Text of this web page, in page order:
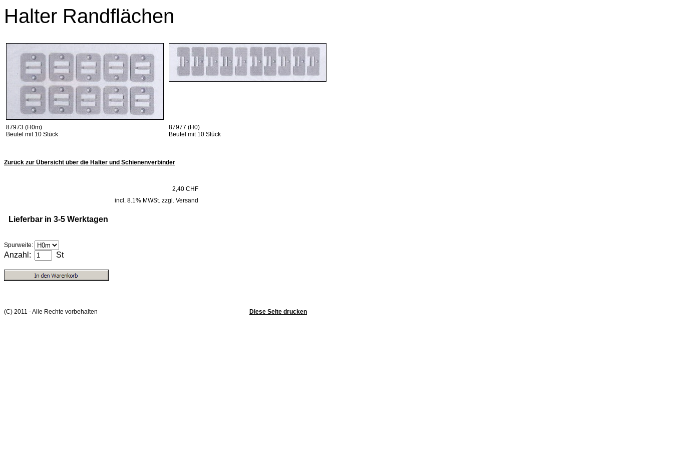
Halter Randflächen
87973 (H0m)
Beutel mit 10 Stück
87977 (H0)
Beutel mit 10 Stück
Zurück zur Übersicht über die Halter und Schienenverbinder
2,40 CHF
incl. 8.1% MWSt. zzgl. Versand
Lieferbar in 3-5 Werktagen
Spurweite:
Anzahl: St
(C) 2011 - Alle Rechte vorbehalten Diese Seite drucken